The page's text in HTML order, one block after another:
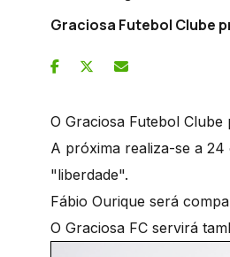
Graciosa Futebol Clube
O Graciosa Futebol
A próxima realiza-se a
"liberdade".
Fábio Ourique será
O Graciosa FC servirá